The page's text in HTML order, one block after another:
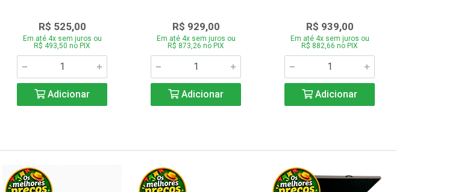
R$ 525,00
Em até 4x sem juros ou
R$ 493,50 no PIX
Adicionar
R$ 929,00
Em até 4x sem juros ou
R$ 873,26 no PIX
Adicionar
R$ 939,00
Em até 4x sem juros ou
R$ 882,66 no PIX
Adicionar